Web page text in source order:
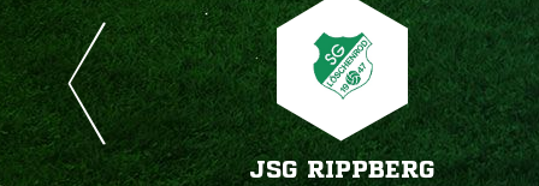
JSG RIPPBERG